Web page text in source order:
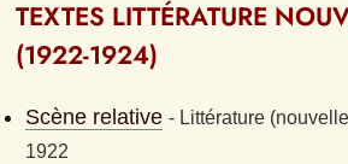
TEXTES LITTÉRATURE
(1922-1924)
Scène relative - Littérature
1922